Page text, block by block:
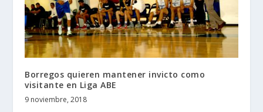
Borregos quieren mantener invicto como
visitante en Liga ABE
9 noviembre, 2018